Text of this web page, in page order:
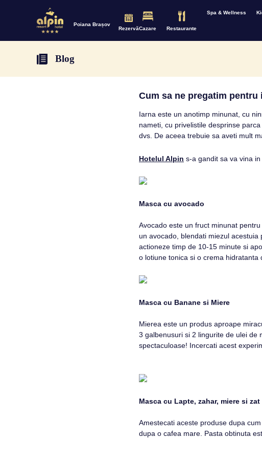
Poiana Brașov
RezervăCazare Restaurante
Spa & Wellness
Blog
Cum sa ne pregatim pentru
Iarna este un anotimp minunat, cu
nameti, cu privelistile desprinse
dvs. De aceea trebuie sa aveti mult
Hotelul Alpin s-a gandit sa va vina
Masca cu avocado
Avocado este un fruct minunat
un avocado, blendati miezul
actioneze timp de 10-15 minute si
o lotiune tonica si o crema hidratanta
Masca cu Banane si Miere
Mierea este un produs aproape
3 galbenusuri si 2 lingurite de ulei de
spectaculoase! Incercati acest
Masca cu Lapte, zahar, miere si
Amestecati aceste produse dupa
dupa o cafea mare. Pasta obtinuta